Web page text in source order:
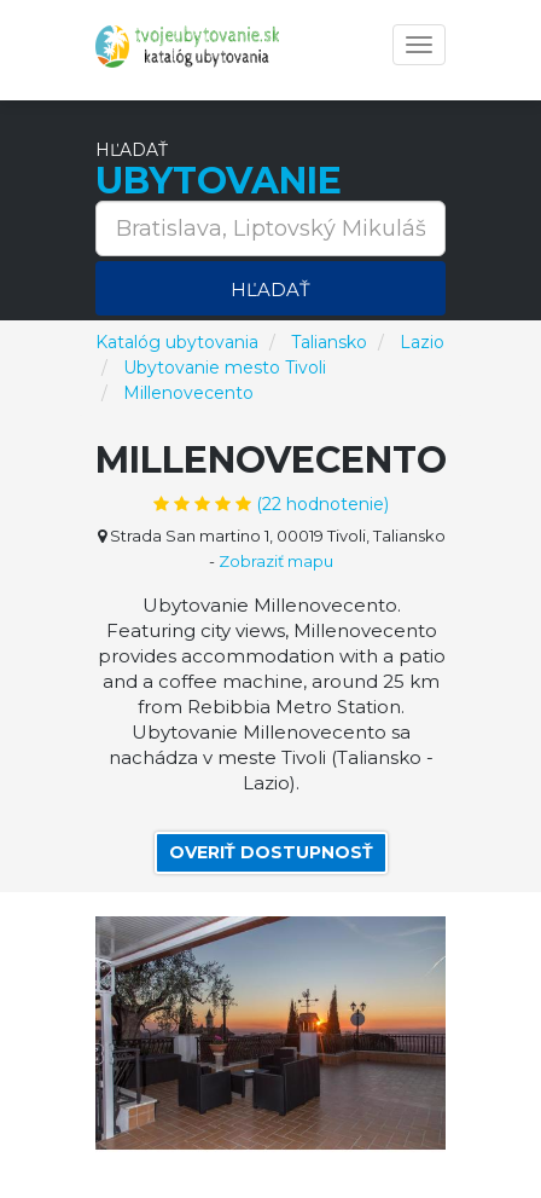
Toggle
navigation
HĽADAŤ
UBYTOVANIE
HĽADAŤ
Katalóg ubytovania Taliansko
Lazio
Ubytovanie mesto Tivoli
Millenovecento
MILLENOVECENTO
(22 hodnotenie)
Strada San martino 1, 00019 Tivoli, Taliansko
- Zobraziť mapu
Ubytovanie Millenovecento.
Featuring city views, Millenovecento
provides accommodation with a patio
and a coffee machine, around 25 km
from Rebibbia Metro Station.
Ubytovanie Millenovecento sa
nachádza v meste Tivoli (Taliansko -
Lazio).
OVERIŤ DOSTUPNOSŤ